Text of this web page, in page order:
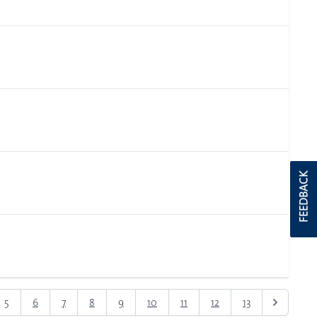
5 6 7 8 9 10 11 12 13
FEEDBACK